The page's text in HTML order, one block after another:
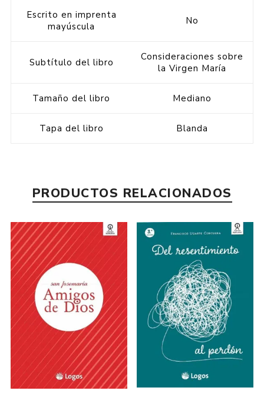
Escrito en imprenta
mayúscula
No
Subtítulo del libro
Consideraciones sobre
la Virgen María
Tamaño del libro Mediano
Tapa del libro Blanda
PRODUCTOS RELACIONADOS